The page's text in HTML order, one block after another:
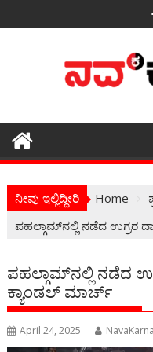
to
ನೀವು ಇಲ್ಲಿದ್ದೀರಿ Home
ಪಹಲ್ಗಾಮ್‌ನಲ್ಲಿ ನಡೆದ ಉಗ್ರರ
ಪಹಲ್ಗಾಮ್‌ನಲ್ಲಿ ನಡೆದ
ಕ್ಯಾಂಡಲ್ ಮಾರ್ಚ್
April 24, 2025